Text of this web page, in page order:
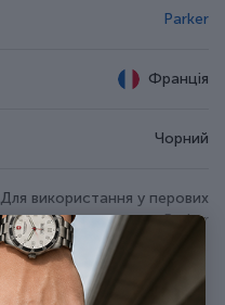
Parker
Франція
Чорний
Для використання у перових
ручках Parker
Серійний